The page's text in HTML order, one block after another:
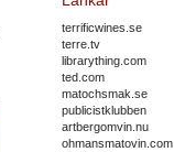
terrificwines.se
terre.tv
librarything.com
ted.com
matochsmak.se
publicistklubben
artbergomvin.nu
ohmansmatovin.com